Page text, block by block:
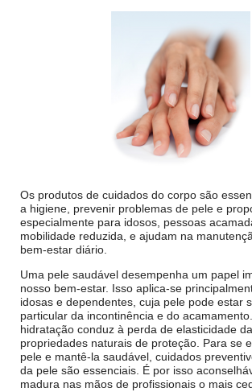
Os produtos de cuidados do corpo são
a higiene, prevenir problemas de pele e
especialmente para idosos, pessoas
mobilidade reduzida, e ajudam na
bem-estar diário.
Uma pele saudável desempenha um papel
nosso bem-estar. Isso aplica-se
idosas e dependentes, cuja pele pode estar
particular da incontinência e do
hidratação conduz à perda de elasticidade
propriedades naturais de proteção. Para se
pele e mantê-la saudável, cuidados
da pele são essenciais. É por isso
madura nas mãos de profissionais o mais